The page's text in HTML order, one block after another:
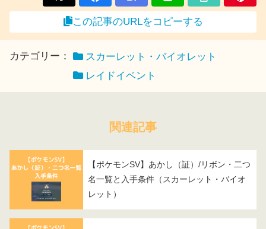
この記事のURLをコピーする
カテゴリー：
スカーレット・バイオレット
レイドイベント
関連記事
【ポケモンSV】あかし（証）/リボン・二つ
名一覧と入手条件（スカーレット・バイオ
レット）